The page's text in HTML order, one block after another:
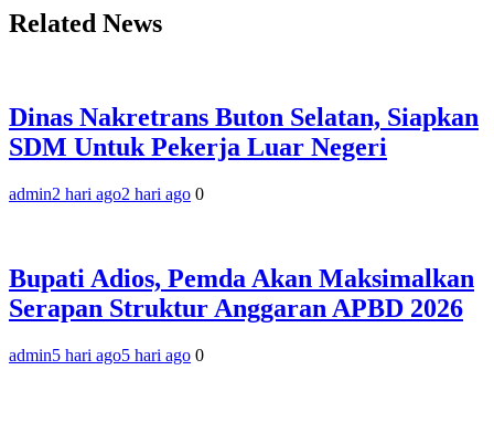
Related News
Dinas Nakretrans Buton Selatan, Siapkan
SDM Untuk Pekerja Luar Negeri
admin2 hari ago2 hari ago 0
Bupati Adios, Pemda Akan Maksimalkan
Serapan Struktur Anggaran APBD 2026
admin5 hari ago5 hari ago 0